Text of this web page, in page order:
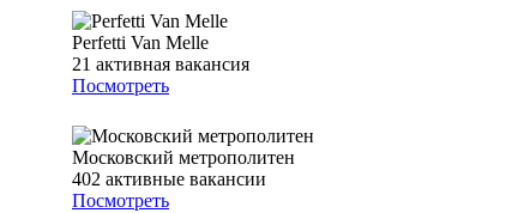
Perfetti Van Melle
21 активная вакансия
Посмотреть
Московский метрополитен
402 активные вакансии
Посмотреть